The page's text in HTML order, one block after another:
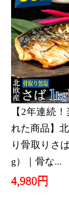
2026/04/20
本・雑誌
グ：24位
2026/04/19
本・雑誌
グ：9位
2026/04/18
本・雑誌
グ：27位
2026/04/12
【2年連続
れた商品】
り骨取りさ
g）｜骨な...
4,980円